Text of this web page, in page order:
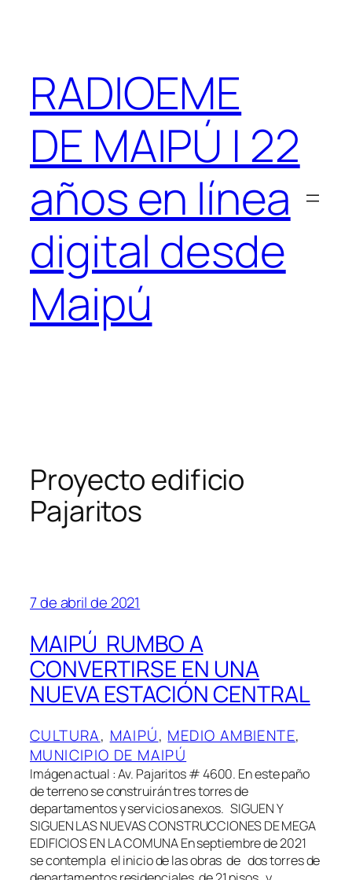
RADIOEME
DE MAIPÚ | 22
años en línea
digital desde
Maipú
Proyecto edificio
Pajaritos
7 de abril de 2021
MAIPÚ RUMBO A
CONVERTIRSE EN UNA
NUEVA ESTACIÓN CENTRAL
CULTURA, MAIPÚ, MEDIO AMBIENTE
MUNICIPIO DE MAIPÚ
Imágen actual : Av. Pajaritos # 4600. En este paño
de terreno se construirán tres torres de
departamentos y servicios anexos. SIGUEN Y
SIGUEN LAS NUEVAS CONSTRUCCIONES DE MEGA
EDIFICIOS EN LA COMUNA En septiembre de 2021
se contempla el inicio de las obras de dos torres de